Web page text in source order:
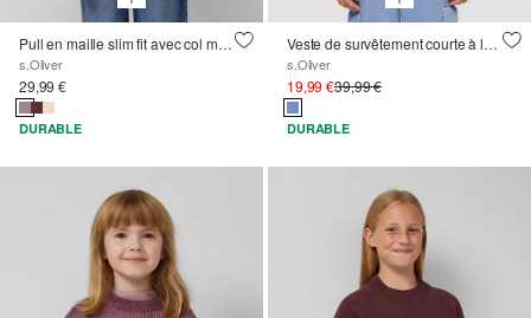
Pull en maille slim fit avec col montant
s.Oliver
29,99 €
DURABLE
Veste de survêtement courte à la coupe ample, teintée dans la masse
s.Oliver
19,99 €39,99 €
DURABLE